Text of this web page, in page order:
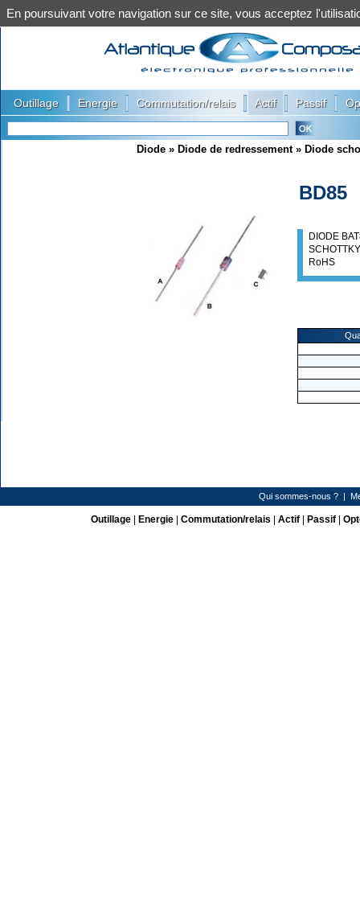
Outillage Energie Commutation/relais Actif Passif
Diode » Diode de redressement» Diode
BD85
DIODE
RoHS
Qui sommes-nous ? |
Outillage| Energie| Commutation/relais Actif| Passif|
En poursuivant votre navigation sur ce site, vous acceptez